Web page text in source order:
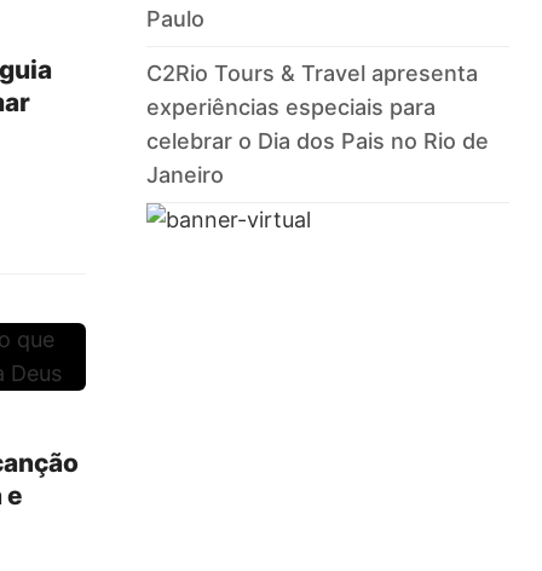
e
Paulo
C2Rio Tours & Travel apresenta
experiências especiais para
celebrar o Dia dos Pais no Rio de
Janeiro